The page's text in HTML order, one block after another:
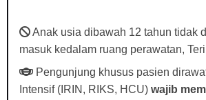
Anak usia dibawah 12 tahun tidak
masuk kedalam ruang perawatan,
Pengunjung khusus pasien
Intensif (IRIN, RIKS, HCU) wajib